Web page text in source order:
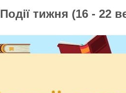
Події тижня (16 - 22